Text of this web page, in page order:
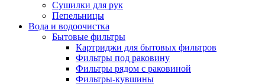
Сушилки для рук
Пепельницы
Вода и водоочистка
Бытовые фильтры
Картриджи для бытовых фильтров
Фильтры под раковину
Фильтры рядом с раковиной
Фильтры-кувшины